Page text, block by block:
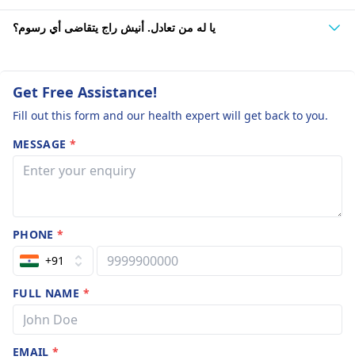
يا له من تعادل. أنيش راج يتقاضى أي رسوم؟
Get Free Assistance!
Fill out this form and our health expert will get back to you.
MESSAGE *
PHONE*
+91
FULL NAME *
EMAIL*